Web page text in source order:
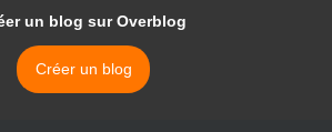
un blog sur Overblog
Créer un blog